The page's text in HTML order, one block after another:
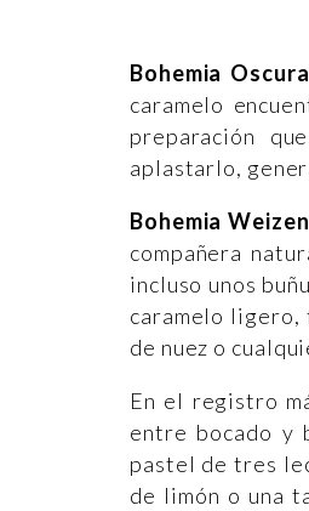
Bohemia Oscura
caramelo
preparación
aplastarlo,
Bohemia Weizen
compañera
incluso unos
caramelo ligero,
de nuez o
En el registro
entre bocado y
pastel de tres
de limón o una